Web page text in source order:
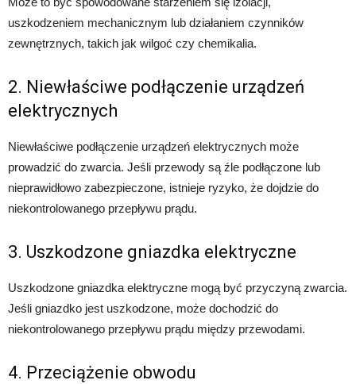
uszkodzeniem mechanicznym lub działaniem czynników
zewnętrznych, takich jak wilgoć czy chemikalia.
2. Niewłaściwe podłączenie urządzeń
elektrycznych
Niewłaściwe podłączenie urządzeń elektrycznych może
prowadzić do zwarcia. Jeśli przewody są źle podłączone lub
nieprawidłowo zabezpieczone, istnieje ryzyko, że dojdzie do
niekontrolowanego przepływu prądu.
3. Uszkodzone gniazdka elektryczne
Uszkodzone gniazdka elektryczne mogą być przyczyną zwarcia.
Jeśli gniazdko jest uszkodzone, może dochodzić do
niekontrolowanego przepływu prądu między przewodami.
4. Przeciążenie obwodu